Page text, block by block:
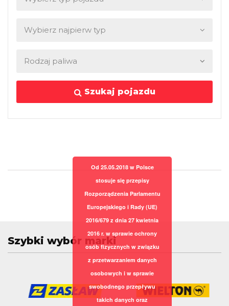
Szukaj pojazdu
Szybki wybór marki
Od 25.05.2018 w Polsce
stosuje się przepisy
Rozporządzenia Parlamentu
Europejskiego i Rady (UE)
2016/679 z dnia 27 kwietnia
2016 r. w sprawie ochrony
osób fizycznych w związku
z przetwarzaniem danych
osobowych i w sprawie
swobodnego przepływu
takich danych oraz